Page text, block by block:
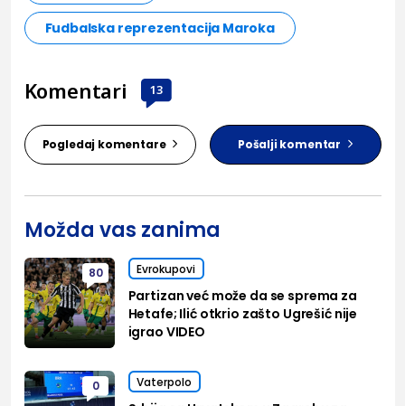
Fudbalska reprezentacija Maroka
Komentari 13
Pogledaj komentare Pošalji komentar
Možda vas zanima
80 Evrokupovi
Partizan već može da se sprema za
Hetafe; Ilić otkrio zašto Ugrešić nije
igrao VIDEO
0 Vaterpolo